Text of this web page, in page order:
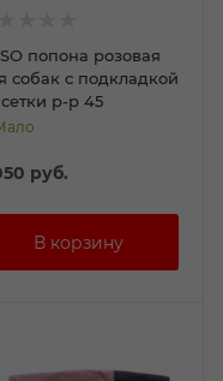
попона розовая
собак с подкладкой
р-р 45
руб.